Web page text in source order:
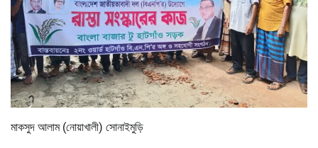
মাকসুদ আলাম (নোয়াখালী) সোনাইমুড়ি